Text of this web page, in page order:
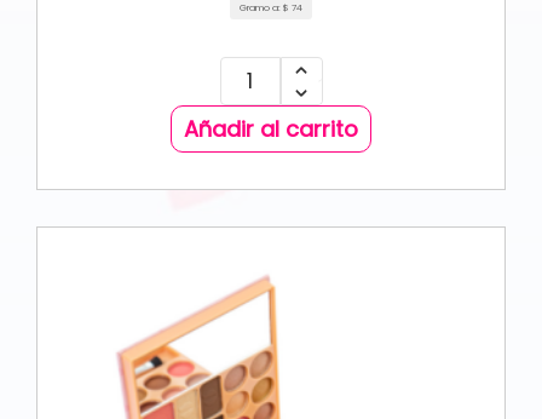
Gramo a: $ 74
Añadir al carrito